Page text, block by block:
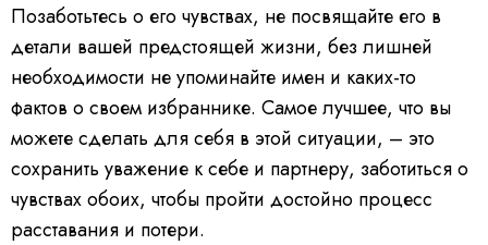
Позаботьтесь о его чувствах, не посвящайте его в
детали вашей предстоящей жизни, без лишней
необходимости не упоминайте имен и каких-то
фактов о своем избраннике. Самое лучшее, что вы
можете сделать для себя в этой ситуации, – это
сохранить уважение к себе и партнеру, заботиться о
чувствах обоих, чтобы пройти достойно процесс
расставания и потери.